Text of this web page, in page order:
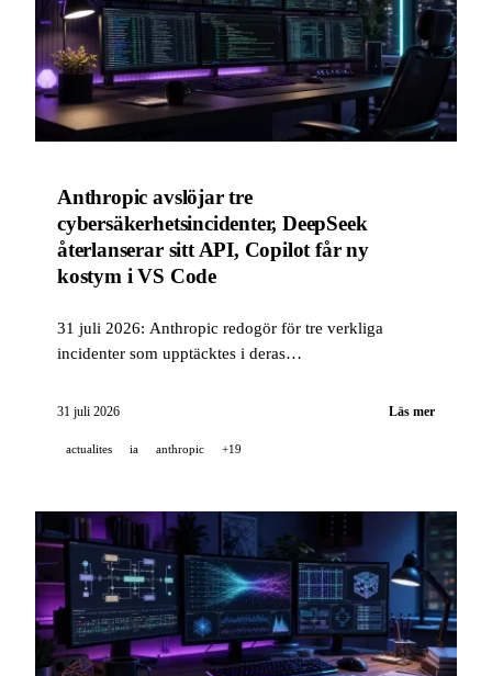
Anthropic avslöjar tre
cybersäkerhetsincidenter, DeepSeek
återlanserar sitt API, Copilot får ny
kostym i VS Code
31 juli 2026: Anthropic redogör för tre verkliga
incidenter som upptäcktes i deras
sitt API med V4-Flash-0731, och GitHub Copilot i VS
Agents.
31 juli 2026 Läs mer
actualites ia anthropic +19